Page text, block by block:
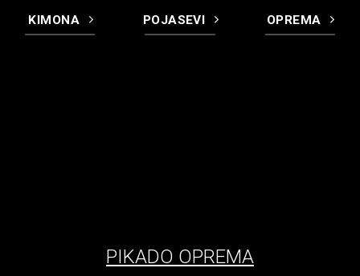
KIMONA POJASEVI OPREMA
PIKADO OPREMA